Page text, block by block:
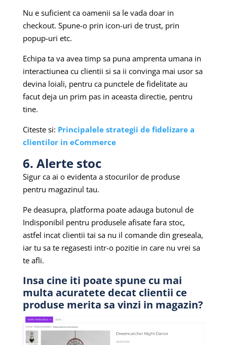
Nu e suficient ca oamenii sa le vada doar in
checkout. Spune-o prin icon-uri de trust, prin
popup-uri etc.
Echipa ta va avea timp sa puna amprenta umana in
interactiunea cu clientii si sa ii convinga mai usor sa
devina loiali, pentru ca punctele de fidelitate au
facut deja un prim pas in aceasta directie, pentru
tine.
Citeste si: Principalele strategii de fidelizare a
clientilor in eCommerce
6. Alerte stoc
Sigur ca ai o evidenta a stocurilor de produse
pentru magazinul tau.
Pe deasupra, platforma poate adauga butonul de
Indisponibil pentru produsele afisate fara stoc,
astfel incat clientii tai sa nu il comande din greseala,
iar tu sa te regasesti intr-o pozitie in care nu vrei sa
te afli.
Insa cine iti poate spune cu mai
multa acuratete decat clientii ce
produse merita sa vinzi in magazin?